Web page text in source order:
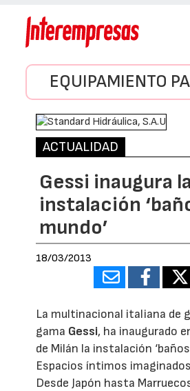
EQUIPAMIENTO
ACTUALIDAD
Gessi inaugura la
instalación
mundo’
18/03/2013
La multinacional italiana de
gama Gessi, ha inaugurado
de Milán la instalación
Espacios íntimos
Desde Japón hasta